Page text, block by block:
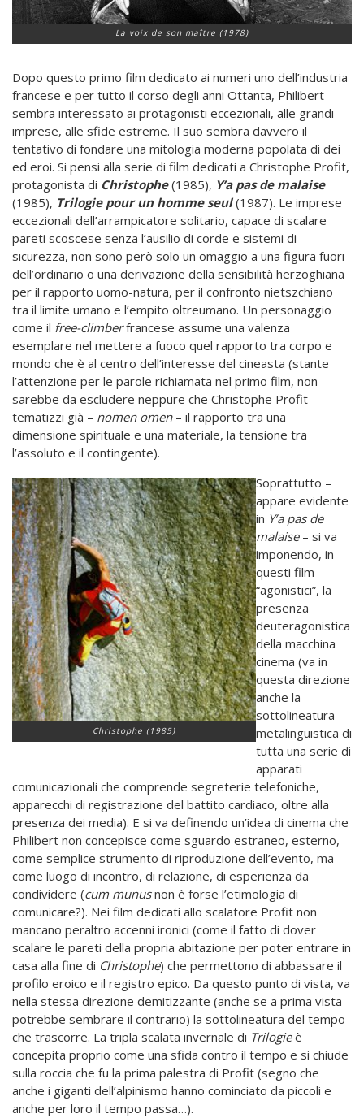
La voix de son maître (1978)
Dopo questo primo film dedicato ai numeri uno dell’industria
francese e per tutto il corso degli anni Ottanta, Philibert
sembra interessato ai protagonisti eccezionali, alle grandi
imprese, alle sfide estreme. Il suo sembra davvero il
tentativo di fondare una mitologia moderna popolata di dei
ed eroi. Si pensi alla serie di film dedicati a Christophe Profit,
protagonista di Christophe(1985), Y’a pas de malaise
(1985), Trilogie pour un homme seul(1987). Le imprese
eccezionali dell’arrampicatore solitario, capace di scalare
pareti scoscese senza l’ausilio di corde e sistemi di
sicurezza, non sono però solo un omaggio a una figura fuori
dell’ordinario o una derivazione della sensibilità herzoghiana
per il rapporto uomo-natura, per il confronto nietszchiano
tra il limite umano e l’empito oltreumano. Un personaggio
come il free-climberfrancese assume una valenza
esemplare nel mettere a fuoco quel rapporto tra corpo e
mondo che è al centro dell’interesse del cineasta (stante
l’attenzione per le parole richiamata nel primo film, non
sarebbe da escludere neppure che Christophe Profit
tematizzi già – nomen omen – il rapporto tra una
dimensione spirituale e una materiale, la tensione tra
l’assoluto e il contingente).
Christophe (1985)
Soprattutto –
appare evidente
in Y’a pas de
malaise – si va
imponendo, in
questi film
“agonistici”, la
presenza
deuteragonistica
della macchina
cinema (va in
questa direzione
anche la
sottolineatura
metalinguistica di
tutta una serie di
apparati
comunicazionali che comprende segreterie telefoniche,
apparecchi di registrazione del battito cardiaco, oltre alla
presenza dei media). E si va definendo un’idea di cinema che
Philibert non concepisce come sguardo estraneo, esterno,
come semplice strumento di riproduzione dell’evento, ma
come luogo di incontro, di relazione, di esperienza da
condividere (cum munusnon è forse l’etimologia di
comunicare?). Nei film dedicati allo scalatore Profit non
mancano peraltro accenni ironici (come il fatto di dover
scalare le pareti della propria abitazione per poter entrare in
casa alla fine di Christophe) che permettono di abbassare il
profilo eroico e il registro epico. Da questo punto di vista, va
nella stessa direzione demitizzante (anche se a prima vista
potrebbe sembrare il contrario) la sottolineatura del tempo
che trascorre. La tripla scalata invernale di Trilogieè
concepita proprio come una sfida contro il tempo e si chiude
sulla roccia che fu la prima palestra di Profit (segno che
anche i giganti dell’alpinismo hanno cominciato da piccoli e
anche per loro il tempo passa…).